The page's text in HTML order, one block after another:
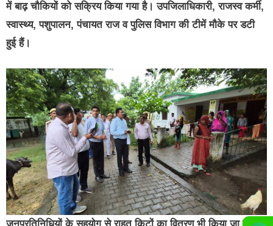
में बाढ़ चौकियों को सक्रिय किया गया है। उपजिलाधिकारी, राजस्व कर्मी,
स्वास्थ्य, पशुपालन, पंचायत राज व पुलिस विभाग की टीमें मौके पर डटी
हुई हैं।